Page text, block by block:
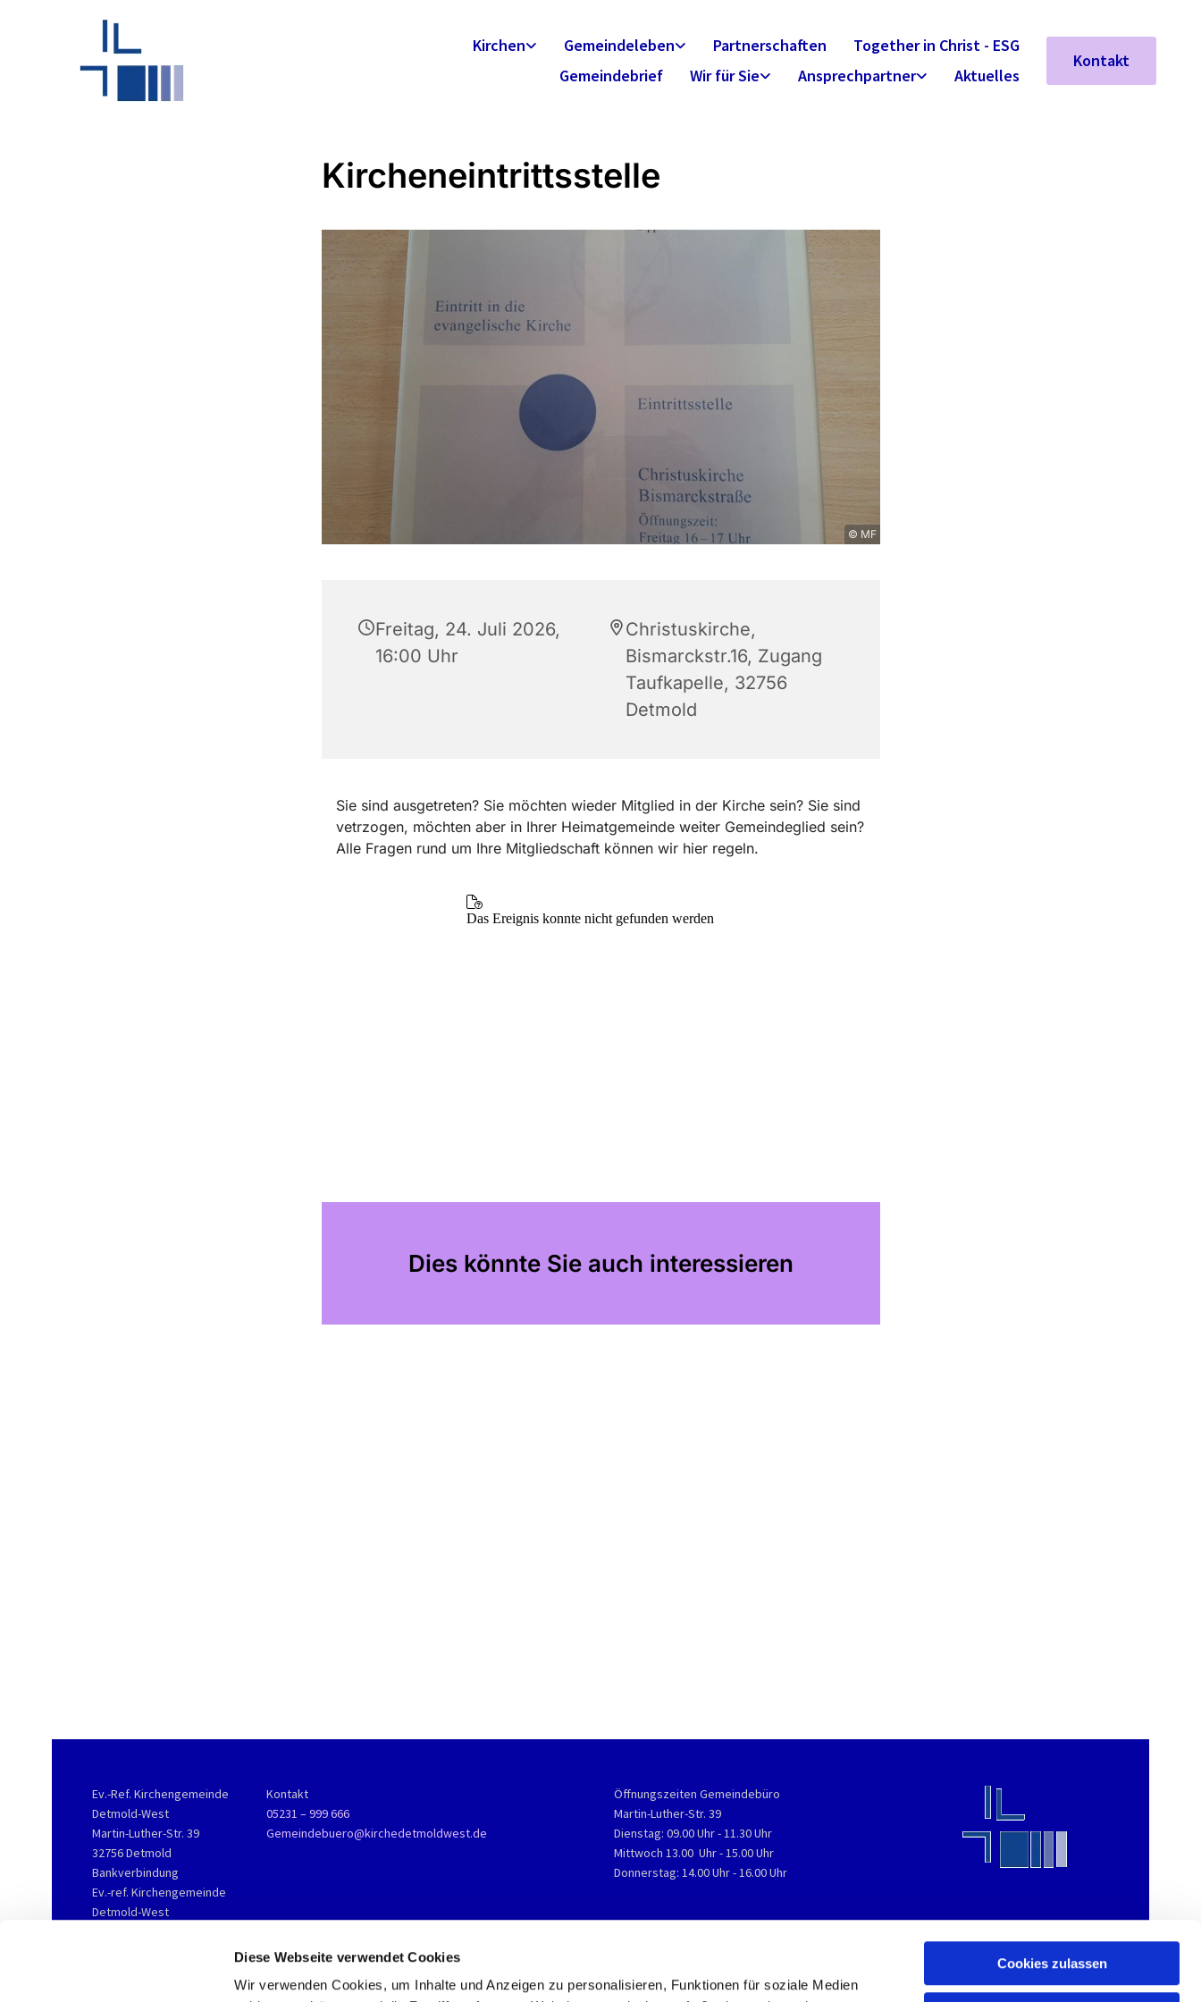
Diese Webseite verwendet Cookies
Wir verwenden Cookies, um Inhalte und Anzeigen zu personalisieren, Funktionen für soziale Medien
Cookies zulassen
Kirchen Gemeindeleben Partnerschaften
Together in Christ - ESG
Gemeindebrief
Wir für Sie Ansprechpartner Aktuelles
Kontakt
Kircheneintrittsstelle
© MF
Freitag, 24. Juli 2026,
16:00 Uhr
Christuskirche,
Bismarckstr.16, Zugang
Taufkapelle, 32756
Detmold
Sie sind ausgetreten? Sie möchten wieder Mitglied in der Kirche sein? Sie sind
vetrzogen, möchten aber in Ihrer Heimatgemeinde weiter Gemeindeglied sein?
Alle Fragen rund um Ihre Mitgliedschaft können wir hier regeln.
Dies könnte Sie auch interessieren
Ev.-Ref. Kirchengemeinde
Detmold-West
Martin-Luther-Str. 39
32756 Detmold
Bankverbindung
Ev.-ref. Kirchengemeinde
Detmold-West
Kontakt
05231 – 999 666
Gemeindebuero@kirchedetmoldwest.de
Öffnungszeiten Gemeindebüro
Martin-Luther-Str. 39
Dienstag: 09.00 Uhr - 11.30 Uhr
Mittwoch 13.00 Uhr - 15.00 Uhr
Donnerstag: 14.00 Uhr - 16.00 Uhr